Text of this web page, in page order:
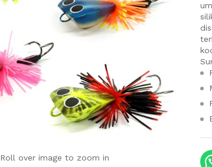
Roll over image to zoom in